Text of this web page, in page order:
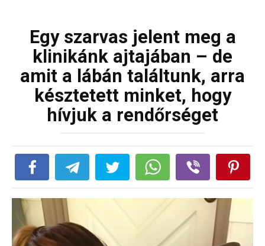
Egy szarvas jelent meg a
klinikánk ajtajában – de
amit a lábán találtunk, arra
késztetett minket, hogy
hívjuk a rendőrséget